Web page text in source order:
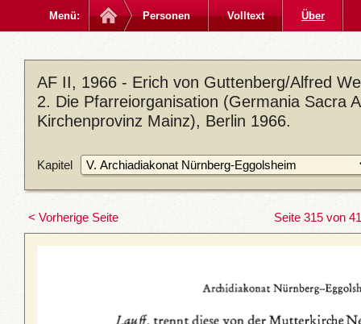
Menü: Personen Volltext Über
AF II, 1966 - Erich von Guttenberg/Alfred
2. Die Pfarreiorganisation (Germania Sacra
Kirchenprovinz Mainz), Berlin 1966.
Kapitel
< Vorherige Seite Seite 315 von